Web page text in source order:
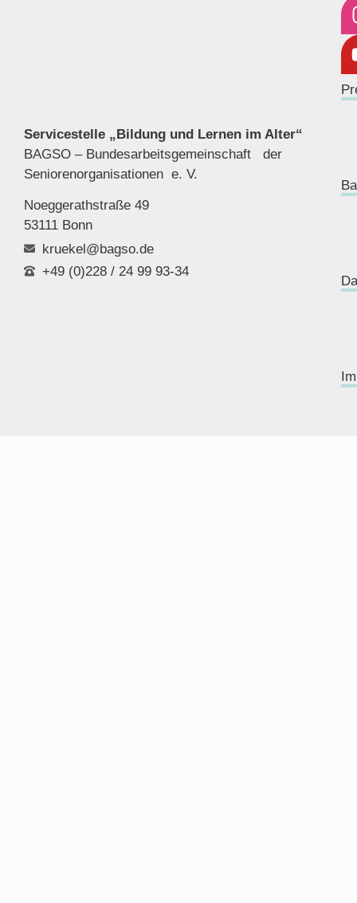
Servicestelle „Bildung und Lernen im Alter“
BAGSO – Bundesarbeitsgemeinschaft der
Seniorenorganisationen e. V.
Noeggerathstraße 49
53111 Bonn
kruekel@bagso.de
+49 (0)228 / 24 99 93-34